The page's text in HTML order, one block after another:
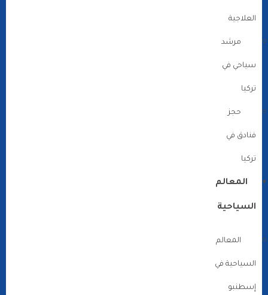
العلاجية
مرشد
سياحي في
تركيا
حجز
فنادق في
تركيا
المعالم
السياحية
المعالم
السياحية في
إسطنبو